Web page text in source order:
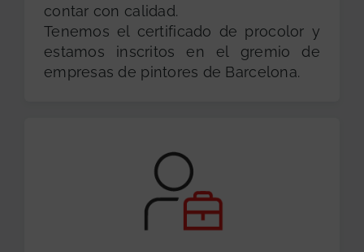
contar con calidad.
Tenemos el certificado de procolor y
estamos inscritos en el gremio de
empresas de pintores de Barcelona.